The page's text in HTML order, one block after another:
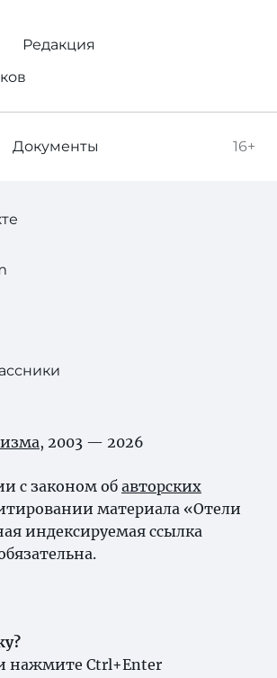
Редакция
16+
Документы
, 2003 — 2026
с законом об авторских
материала «Отели
индексируемая ссылка
нажмите Ctrl+Enter